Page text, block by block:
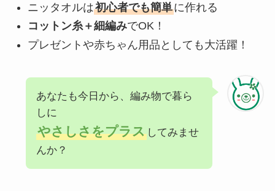
ニッタオルは初心者でも簡単に作れる
コットン糸＋細編みでOK！
プレゼントや赤ちゃん用品としても大活躍！
あなたも今日から、編み物で暮ら
しに
やさしさをプラスしてみませ
んか？